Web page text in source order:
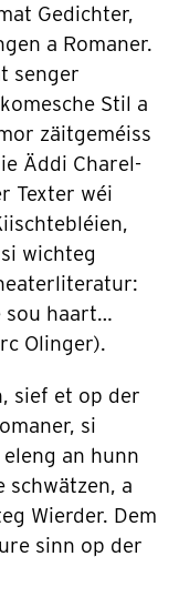
Gedichter,
a Romaner.
senger
Stil a
zäitgeméiss
Äddi Charel-
Texter wéi
wichteg
sou haart…
Olinger).
sief et op der
si
an hunn
schwätzen, a
Wierder. Dem
sinn op der